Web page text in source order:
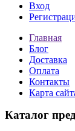
Вход
Главная
Блог
Доставка
Оплата
Контакты
Карта
Каталог